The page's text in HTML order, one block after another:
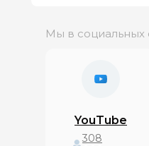
YouTube
Мы в социальных
308